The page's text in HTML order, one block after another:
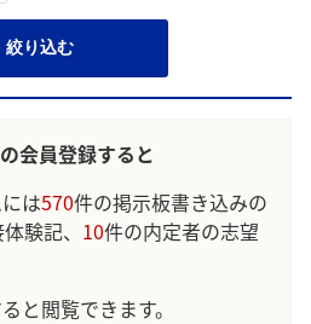
絞り込む
会員登録すると
は570件の掲示板書き込みの
験記、 10件の内定者の志望
と閲覧できます。